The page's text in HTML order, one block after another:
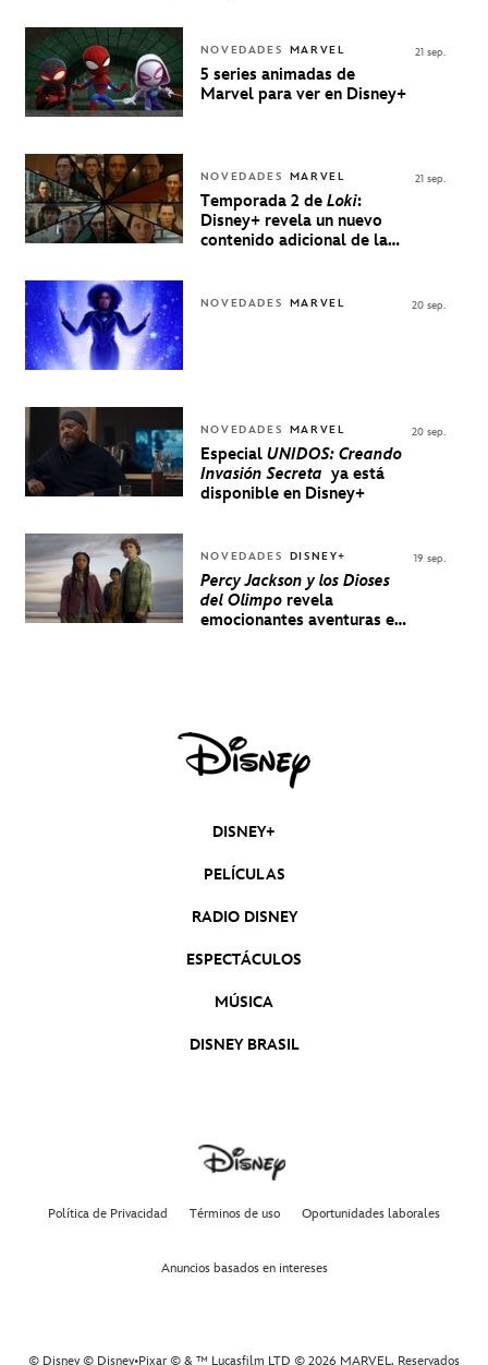
NOVEDADES MARVEL
5 series animadas de
Marvel para ver en Disney+
21 sep.
NOVEDADES MARVEL
Temporada 2 de Loki:
Disney+ revela un nuevo
contenido adicional de la
21 sep.
NOVEDADES MARVEL 20 sep.
NOVEDADES MARVEL
Especial UNIDOS: Creando
Invasión Secreta ya está
disponible en Disney+
20 sep.
NOVEDADES DISNEY+
Percy Jackson y los Dioses
del Olimporevela
emocionantes aventuras en
19 sep.
DISNEY+
PELÍCULAS
RADIO DISNEY
ESPECTÁCULOS
MÚSICA
DISNEY BRASIL
Política de Privacidad Términos de uso Oportunidades laborales
Anuncios basados en intereses
© Disney © Disney•Pixar © & ™ Lucasfilm LTD © 2026 MARVEL. Reservados